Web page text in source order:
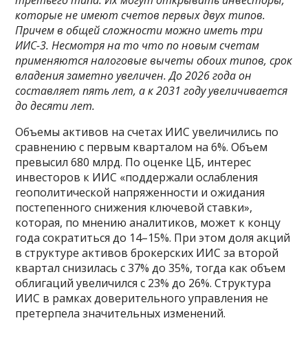
которые не имеют счетов первых двух типов.
Причем в общей сложности можно иметь три
ИИС-3. Несмотря на то что по новым счетам
применяются налоговые вычеты обоих типов, срок
владения заметно увеличен. До 2026 года он
составляет пять лет, а к 2031 году увеличивается
до десяти лет.
Объемы активов на счетах ИИС увеличились по
сравнению с первым кварталом на 6%. Объем
превысил 680 млрд. По оценке ЦБ, интерес
инвесторов к ИИС «поддержали ослабления
геополитической напряженности и ожидания
постепенного снижения ключевой ставки»,
которая, по мнению аналитиков, может к концу
года сократиться до 14–15%. При этом доля акций
в структуре активов брокерских ИИС за второй
квартал снизилась с 37% до 35%, тогда как объем
облигаций увеличился с 23% до 26%. Структура
ИИС в рамках доверительного управления не
претерпела значительных изменений.